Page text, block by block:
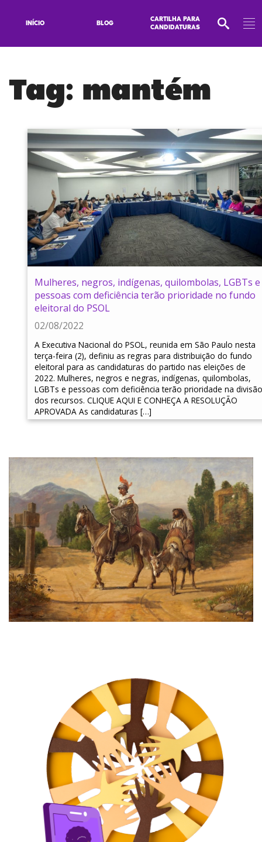
INÍCIO BLOG
CARTILHA PARA
CANDIDATURAS
Tag: mantém
Mulheres, negros, indígenas, quilombolas, LGBTs e
pessoas com deficiência terão prioridade no fundo
eleitoral do PSOL
02/08/2022
A Executiva Nacional do PSOL, reunida em São Paulo nesta
terça-feira (2), definiu as regras para distribuição do fundo
eleitoral para as candidaturas do partido nas eleições de
2022. Mulheres, negros e negras, indígenas, quilombolas,
LGBTs e pessoas com deficiência terão prioridade na divisão
dos recursos. CLIQUE AQUI E CONHEÇA A RESOLUÇÃO
APROVADA As candidaturas […]